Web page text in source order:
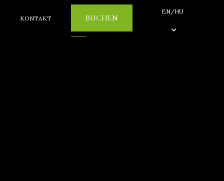
KONTAKT BUCHEN
EN/HU